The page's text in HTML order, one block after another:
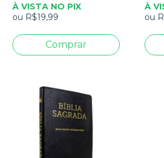
À VISTA NO PIX
ou R$19,99
À
ou